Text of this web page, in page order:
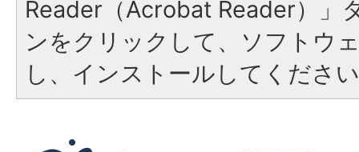
Reader（Acrobat Reader）」
ンをクリックして、ソフトウ
し、インストールしてくださ